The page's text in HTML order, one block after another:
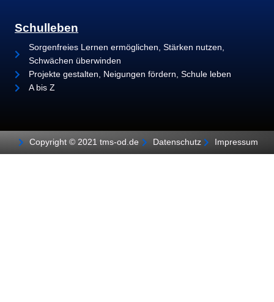
Schulleben
Sorgenfreies Lernen ermöglichen, Stärken nutzen,
Schwächen überwinden
Projekte gestalten, Neigungen fördern, Schule leben
A bis Z
Copyright © 2021 tms-od.de Datenschutz Impressum